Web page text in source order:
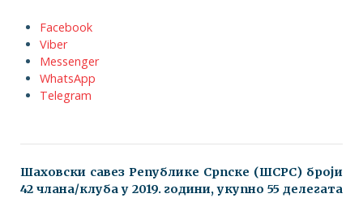
Facebook
Viber
Messenger
WhatsApp
Telegram
Шаховски савез Републике Српске (ШСРС) броји
42 члана/клуба у 2019. години, укупно 55 делегата